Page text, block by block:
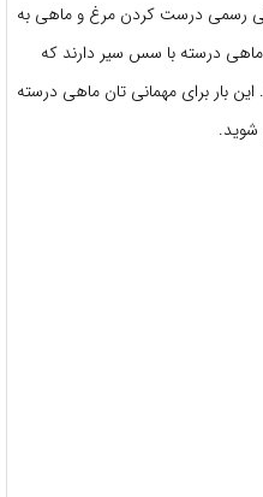
رسمی درست کردن مرغ و ماهی به
درسته با سس سیر دارند که
بار برای مهمانی تان ماهی درسته
شوید.